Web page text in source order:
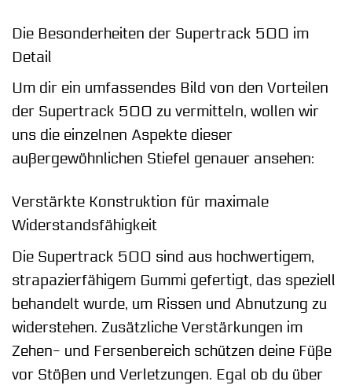
Die Besonderheiten der Supertrack 500 im
Detail
Um dir ein umfassendes Bild von den Vorteilen
der Supertrack 500 zu vermitteln, wollen wir
uns die einzelnen Aspekte dieser
außergewöhnlichen Stiefel genauer ansehen:
Verstärkte Konstruktion für maximale
Widerstandsfähigkeit
Die Supertrack 500 sind aus hochwertigem,
strapazierfähigem Gummi gefertigt, das speziell
behandelt wurde, um Rissen und Abnutzung zu
widerstehen. Zusätzliche Verstärkungen im
Zehen- und Fersenbereich schützen deine Füße
vor Stößen und Verletzungen. Egal ob du über